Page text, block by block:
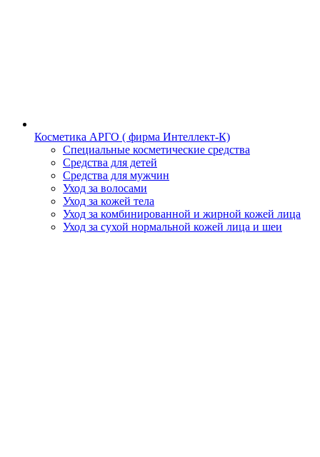
Косметика АРГО ( фирма Интеллект-К)
Специальные косметические средства
Средства для детей
Средства для мужчин
Уход за волосами
Уход за кожей тела
Уход за комбинированной и жирной кожей лица
Уход за сухой нормальной кожей лица и шеи